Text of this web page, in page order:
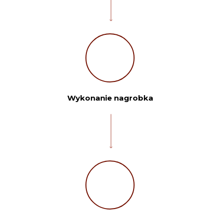
Wykonanie nagrobka